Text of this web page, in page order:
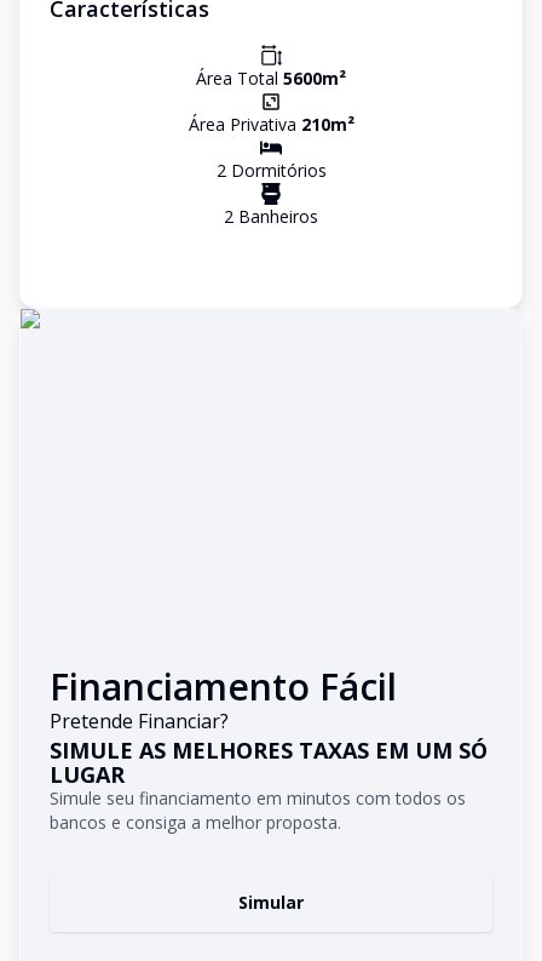
Características
Área Total 5600m²
Área Privativa 210m²
2Dormitórios
2 Banheiros
Financiamento Fácil
Pretende Financiar?
SIMULE AS MELHORES TAXAS EM UM SÓ
LUGAR
Simule seu financiamento em minutos com todos os
bancos e consiga a melhor proposta.
Simular